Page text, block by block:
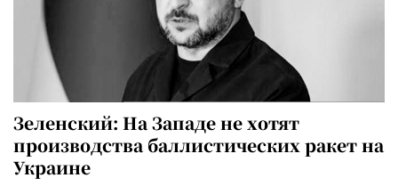
Зеленский: На Западе не хотят
производства баллистических ракет на
Украине